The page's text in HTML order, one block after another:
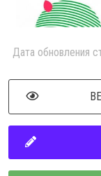
Дата обновления